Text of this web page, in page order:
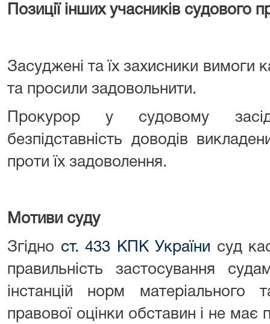
Позиції інших учасників судового
Засуджені та їх захисники вимоги
та просили задовольнити.
Прокурор у судовому
безпідставність доводів
проти їх задоволення.
Мотиви суду
Згідно ст. 433 КПК України суд
правильність застосування
інстанцій норм матеріального
правової оцінки обставин і не має